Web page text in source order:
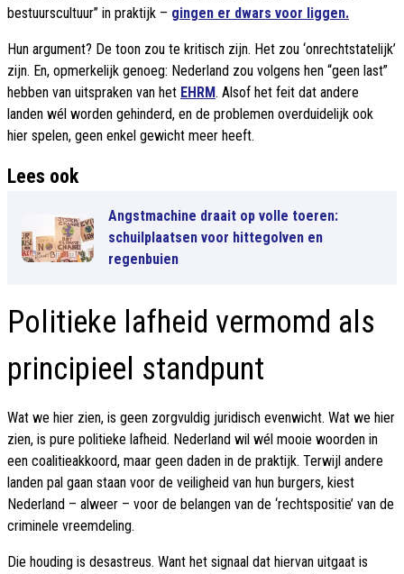
bestuurscultuur” in praktijk – gingen er dwars voor liggen.
Hun argument? De toon zou te kritisch zijn. Het zou ‘onrechtstatelijk’
zijn. En, opmerkelijk genoeg: Nederland zou volgens hen “geen last”
hebben van uitspraken van het EHRM. Alsof het feit dat andere
landen wél worden gehinderd, en de problemen overduidelijk ook
hier spelen, geen enkel gewicht meer heeft.
Lees ook
Angstmachine draait op volle toeren:
schuilplaatsen voor hittegolven en
regenbuien
Politieke lafheid vermomd als
principieel standpunt
Wat we hier zien, is geen zorgvuldig juridisch evenwicht. Wat we hier
zien, is pure politieke lafheid. Nederland wil wél mooie woorden in
een coalitieakkoord, maar geen daden in de praktijk. Terwijl andere
landen pal gaan staan voor de veiligheid van hun burgers, kiest
Nederland – alweer – voor de belangen van de ‘rechtspositie’ van de
criminele vreemdeling.
Die houding is desastreus. Want het signaal dat hiervan uitgaat is